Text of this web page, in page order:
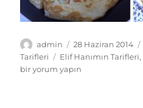
Yazar
admin
Yayın
tarihi
28 Haziran 2014
Tarifleri
Etiketler
Elif Hanımın Tarifleri,
bir yorum yapın